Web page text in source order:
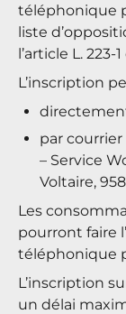
téléphonique
liste
l’article L.
L’inscription
par courrier
– Service
Voltaire,
Les
pourront faire
téléphonique
L’inscription
un délai